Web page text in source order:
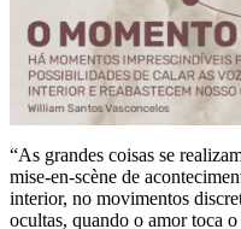
“As grandes coisas se
mise-en-scène de
interior, no movimentos
ocultas, quando o amor toca